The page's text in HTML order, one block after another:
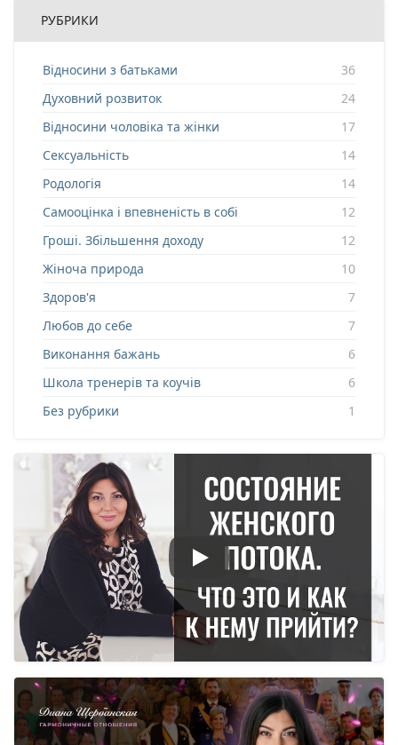
РУБРИКИ
Відносини з батьками
36
Духовний розвиток
24
Відносини чоловіка та жінки
17
Сексуальність
14
Родологія
14
Самооцінка і впевненість в собі
12
Гроші. Збільшення доходу
12
Жіноча природа
10
Здоров'я
7
Любов до себе
7
Виконання бажань
6
Школа тренерів та коучів
6
Без рубрики
1